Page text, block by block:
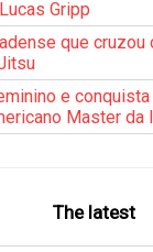
Gripp
que
e
Master da
The latest